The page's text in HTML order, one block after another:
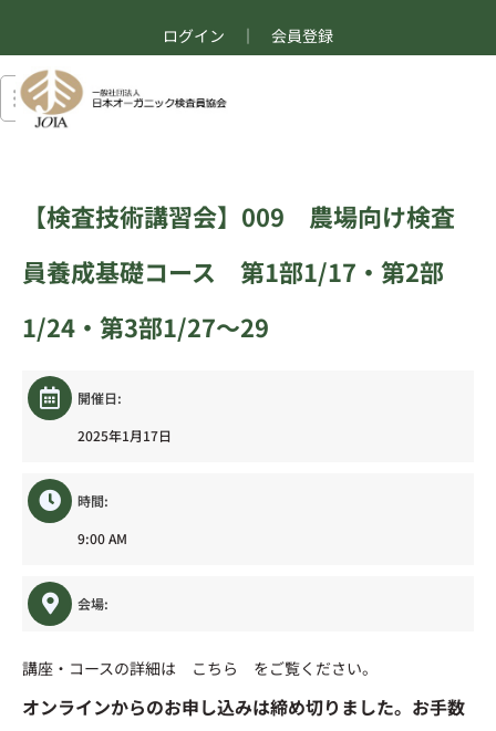
ログイン ｜ 会員登録
【検査技術講習会】009 農場向け検査
員養成基礎コース 第1部1/17・第2部
1/24・第3部1/27〜29
開催日:
2025年1月17日
時間:
9:00 AM
会場:
講座・コースの詳細は こちら をご覧ください。
オンラインからのお申し込みは締め切りました。お手数